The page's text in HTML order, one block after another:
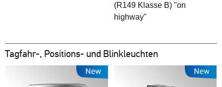
(R149 Klasse B) "on
highway"
Tagfahr-, Positions- und Blinkleuchten